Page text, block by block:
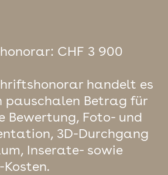
CHF 3 900
handelt es
pauschalen Betrag für
Bewertung, Foto- und
3D-Durchgang
Inserate- sowie